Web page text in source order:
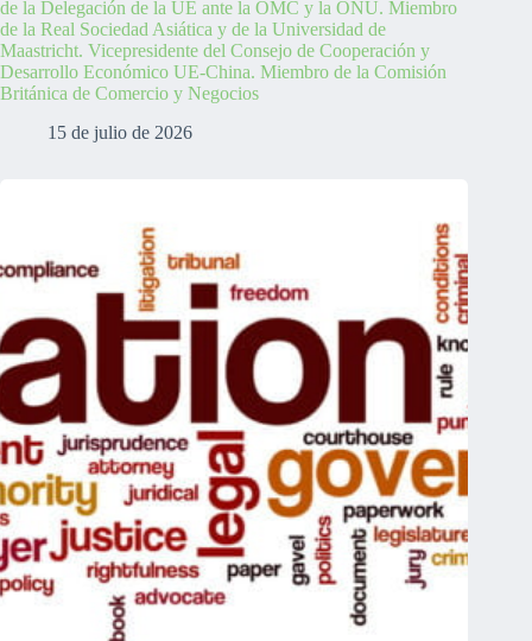
de la Delegación de la UE ante la OMC y la ONU. Miembro
de la Real Sociedad Asiática y de la Universidad de
Maastricht. Vicepresidente del Consejo de Cooperación y
Desarrollo Económico UE-China. Miembro de la Comisión
Británica de Comercio y Negocios
15 de julio de 2026